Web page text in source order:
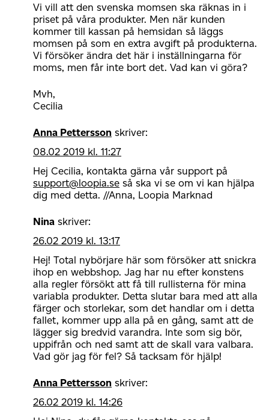
Vi vill att den svenska momsen ska räknas in i
priset på våra produkter. Men när kunden
kommer till kassan på hemsidan så läggs
momsen på som en extra avgift på produkterna.
Vi försöker ändra det här i inställningarna för
moms, men får inte bort det. Vad kan vi göra?
Mvh,
Cecilia
Anna Pettersson skriver:
08.02 2019 kl. 11:27
Hej Cecilia, kontakta gärna vår support på
support@loopia.se så ska vi se om vi kan hjälpa
dig med detta. //Anna, Loopia Marknad
Nina skriver:
26.02 2019 kl. 13:17
Hej! Total nybörjare här som försöker att snickra
ihop en webbshop. Jag har nu efter konstens
alla regler försökt att få till rullisterna för mina
variabla produkter. Detta slutar bara med att alla
färger och storlekar, som det handlar om i detta
fallet, kommer upp alla på en gång, samt att de
lägger sig bredvid varandra. Inte som sig bör,
uppifrån och ned samt att de skall vara valbara.
Vad gör jag för fel? Så tacksam för hjälp!
Anna Pettersson skriver:
26.02 2019 kl. 14:26